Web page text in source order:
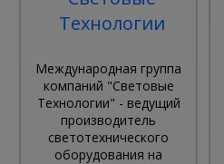
Технологии
Международная группа
компаний "Световые
Технологии" - ведущий
производитель
светотехнического
оборудования на